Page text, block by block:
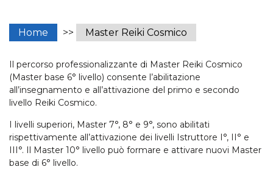
Home >> Master Reiki Cosmico
Il percorso professionalizzante di Master Reiki Cosmico
(Master base 6° livello) consente l’abilitazione
all’insegnamento e all’attivazione del primo e secondo
livello Reiki Cosmico.
I livelli superiori, Master 7°, 8° e 9°, sono abilitati
rispettivamente all’attivazione dei livelli Istruttore I°, II° e
III°. Il Master 10° livello può formare e attivare nuovi Master
base di 6° livello.